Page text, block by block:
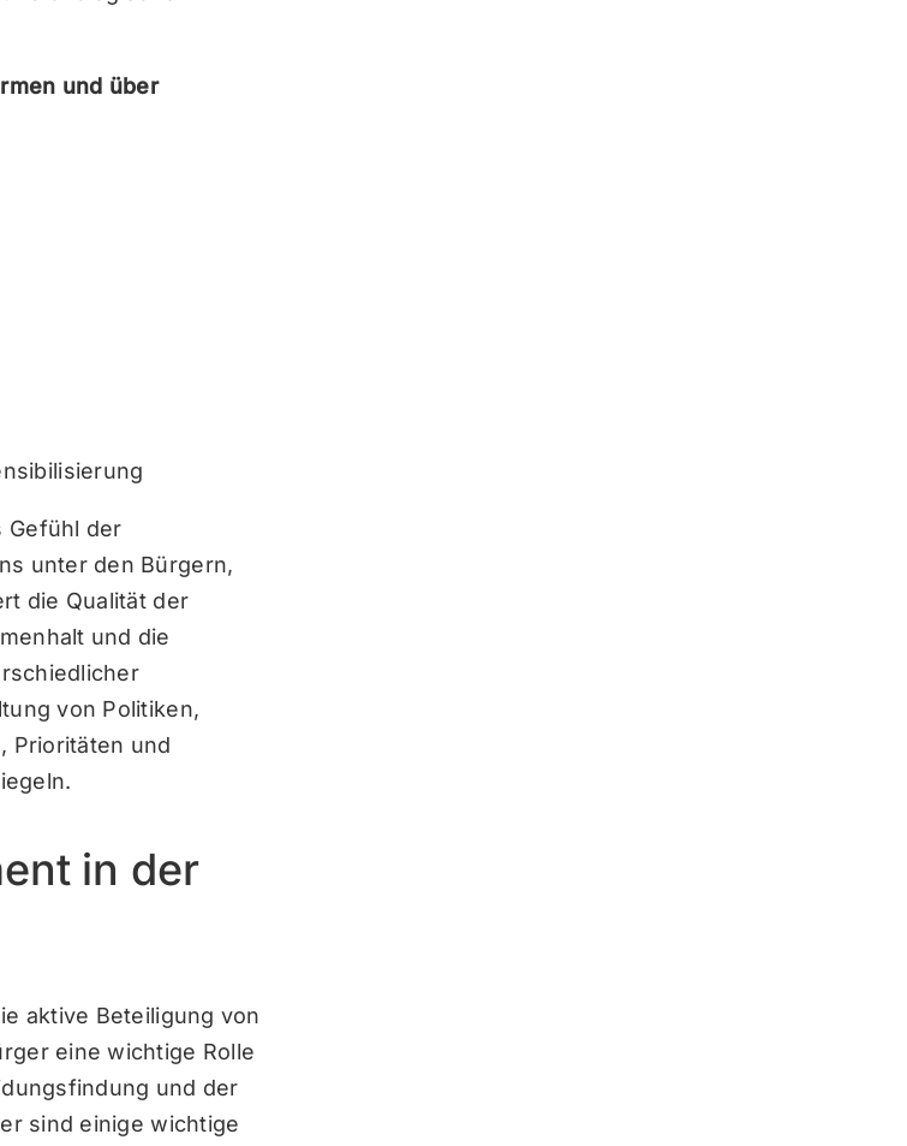
und über
Gefühl der
unter den Bürgern,
die Qualität der
und die
von Politiken,
Prioritäten und
in der
aktive Beteiligung von
eine wichtige Rolle
und der
sind einige wichtige